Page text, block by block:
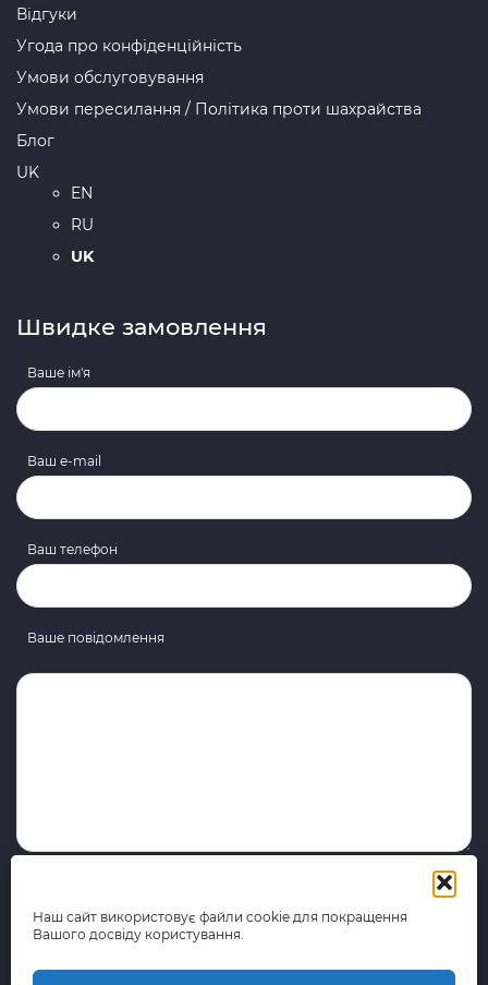
Наш сайт використовує файли cookie для покращення
Вашого досвіду користування.
Відгуки
Угода про конфіденційність
Умови обслуговування
Умови пересилання / Політика проти шахрайства
Блог
UK
EN
RU
UK
Швидке замовлення
Ваше ім'я
Ваш e-mail
Ваш телефон
Ваше повідомлення